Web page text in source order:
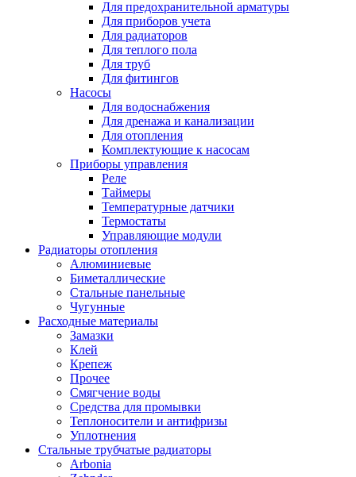
Для предохранительной арматуры
Для приборов учета
Для радиаторов
Для теплого пола
Для труб
Для фитингов
Насосы
Для водоснабжения
Для дренажа и канализации
Для отопления
Комплектующие к насосам
Приборы управления
Реле
Таймеры
Температурные датчики
Термостаты
Управляющие модули
Радиаторы отопления
Алюминиевые
Биметаллические
Стальные панельные
Чугунные
Расходные материалы
Замазки
Клей
Крепеж
Прочее
Смягчение воды
Средства для промывки
Теплоносители и антифризы
Уплотнения
Стальные трубчатые радиаторы
Arbonia